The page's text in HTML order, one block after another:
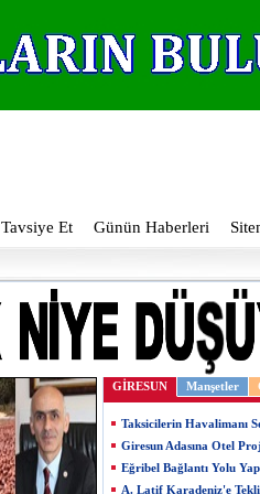
Tavsiye Et Günün Haberleri
GİRESUN Manşetler
Taksicilerin Havalimanı
Giresun Adasına Otel
Eğribel Bağlantı Yolu
A. Latif Karadeniz'e